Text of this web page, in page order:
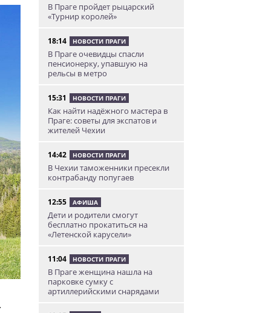
В Праге пройдет рыцарский
«Турнир королей»
18:14 НОВОСТИ ПРАГИ
В Праге очевидцы спасли
пенсионерку, упавшую на
рельсы в метро
15:31 НОВОСТИ ПРАГИ
Как найти надёжного мастера в
Праге: советы для экспатов и
жителей Чехии
14:42 НОВОСТИ ПРАГИ
В Чехии таможенники пресекли
контрабанду попугаев
12:55 АФИША
Дети и родители смогут
бесплатно прокатиться на
«Летенской карусели»
11:04 НОВОСТИ ПРАГИ
В Праге женщина нашла на
парковке сумку с
артиллерийскими снарядами